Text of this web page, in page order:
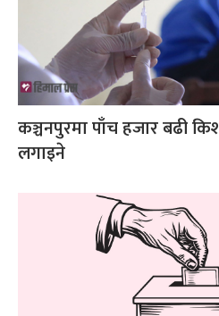
कञ्चनपुरमा पाँच हजार बढी
लगाइने